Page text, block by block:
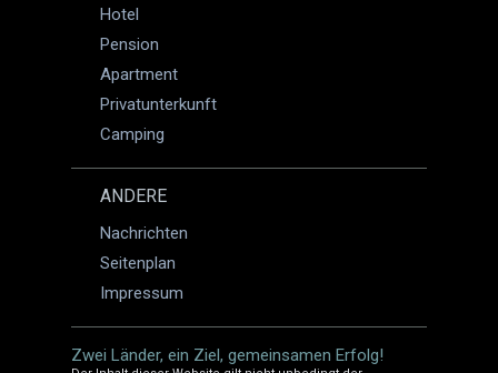
Hotel
Pension
Apartment
Privatunterkunft
Camping
ANDERE
Nachrichten
Seitenplan
Impressum
Zwei Länder, ein Ziel, gemeinsamen Erfolg!